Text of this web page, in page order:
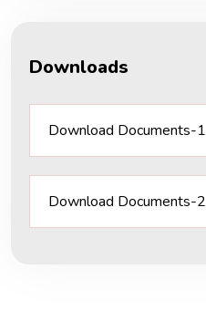
Downloads
Download Documents-1
Download Documents-2